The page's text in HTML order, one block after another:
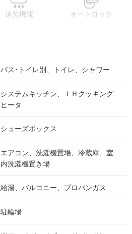
追焚機能 オートロック
バス･トイレ別、トイレ、シャワー
システムキッチン、ＩＨクッキング
ヒータ
シューズボックス
エアコン、洗濯機置場、冷蔵庫、室
内洗濯機置き場
給湯、バルコニー、プロパンガス
駐輪場